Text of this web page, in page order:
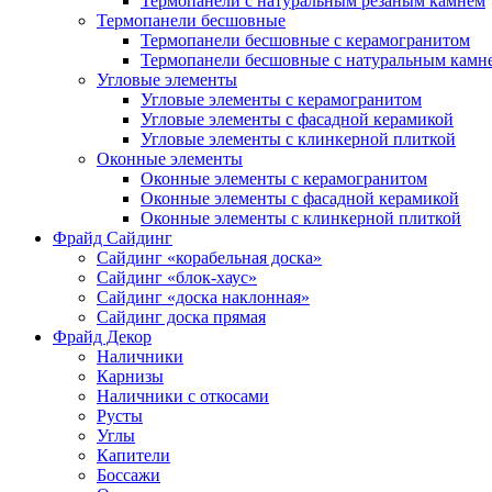
Термопанели бесшовные
Термопанели бесшовные с керамогранитом
Термопанели бесшовные с натуральным
Угловые элементы
Угловые элементы с керамогранитом
Угловые элементы с фасадной керамикой
Угловые элементы с клинкерной плиткой
Оконные элементы
Оконные элементы с керамогранитом
Оконные элементы с фасадной керамикой
Оконные элементы с клинкерной плиткой
Фрайд Сайдинг
Сайдинг «корабельная доска»
Сайдинг «блок-хаус»
Сайдинг «доска наклонная»
Сайдинг доска прямая
Фрайд Декор
Наличники
Карнизы
Наличники с откосами
Русты
Углы
Капители
Боссажи